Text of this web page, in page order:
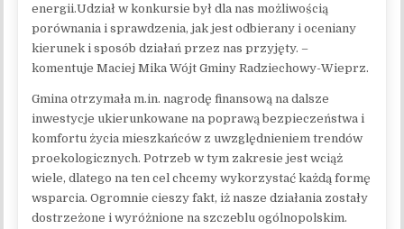
energii.Udział w konkursie był dla nas możliwością
porównania i sprawdzenia, jak jest odbierany i oceniany
kierunek i sposób działań przez nas przyjęty. –
komentuje Maciej Mika Wójt Gminy Radziechowy-Wieprz.
Gmina otrzymała m.in. nagrodę finansową na dalsze
inwestycje ukierunkowane na poprawą bezpieczeństwa i
komfortu życia mieszkańców z uwzględnieniem trendów
proekologicznych. Potrzeb w tym zakresie jest wciąż
wiele, dlatego na ten cel chcemy wykorzystać każdą formę
wsparcia. Ogromnie cieszy fakt, iż nasze działania zostały
dostrzeżone i wyróżnione na szczeblu ogólnopolskim.